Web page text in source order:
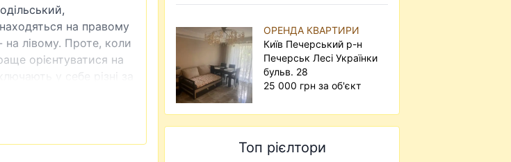
на правому
на лівому. Проте, коли
орієнтуватися на
у себе різні за
і райони, ближчі до
Через затори на
ОРЕНДА КВАРТИРИ
Київ Печерський р-н
Печерськ Лесі Українки
бульв. 28
25 000 грн за об'єкт
Топ рієлтори